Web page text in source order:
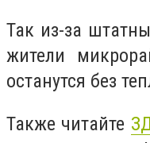
Так из-за
жители
останутся без
Также читайте